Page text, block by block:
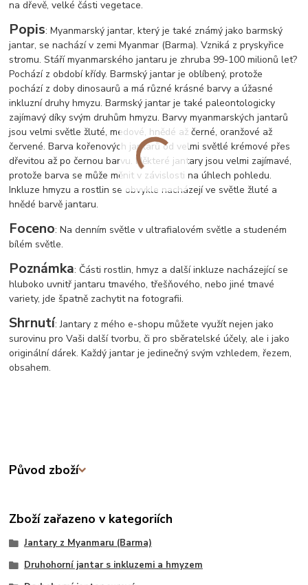
na dřevě, velké části vegetace.
Popis: Myanmarský jantar, který je také známý jako barmský
jantar, se nachází v zemi Myanmar (Barma). Vzniká z pryskyřice
stromu. Stáří myanmarského jantaru je zhruba 99-100 milionů let?
Pochází z období křídy. Barmský jantar je oblíbený, protože
pochází z doby dinosaurů a má různé krásné barvy a úžasné
inkluzní druhy hmyzu. Barmský jantar je také paleontologicky
zajímavý díky svým druhům hmyzu. Barvy myanmarských jantarů
jsou velmi světle žluté, medové, hnědé až černé, oranžové až
červené. Barva kořenových jantarů od velmi světlé krémové přes
dřevitou až po černou barvu. Některé jantary jsou velmi zajímavé,
protože barva se může měnit v závislosti na úhlech pohledu.
Inkluze hmyzu a rostlin se obvykle nacházejí ve světle žluté a
hnědé barvě jantaru.
Foceno: Na denním světle v ultrafialovém světle a studeném
bílém světle.
Poznámka: Části rostlin, hmyz a další inkluze nacházející se
hluboko uvnitř jantaru tmavého, třešňového, nebo jiné tmavé
variety, jde špatně zachytit na fotografii.
Shrnutí: Jantary z mého e-shopu můžete využít nejen jako
surovinu pro Vaši další tvorbu, či pro sběratelské účely, ale i jako
originální dárek. Každý jantar je jedinečný svým vzhledem, řezem,
obsahem.
Původ zboží
Zboží zařazeno v kategoriích
Jantary z Myanmaru (Barma)
Druhohorní jantar s inkluzemi a hmyzem